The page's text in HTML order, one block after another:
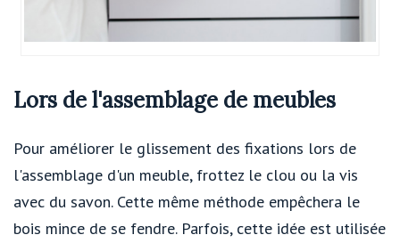
Lors de l'assemblage de meubles
Pour améliorer le glissement des fixations lors de
l'assemblage d'un meuble, frottez le clou ou la vis
avec du savon. Cette même méthode empêchera le
bois mince de se fendre. Parfois, cette idée est utilisée